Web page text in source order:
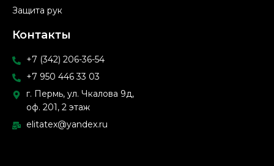
Защита рук
Контакты
+7 (342) 206-36-54
+7 950 446 33 03
г. Пермь, ул. Чкалова 9д,
оф. 201, 2 этаж
elitatex@yandex.ru